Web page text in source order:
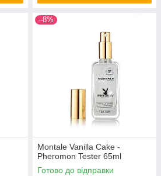
–8%
Montale Vanilla Cake -
Pheromon Tester 65ml
Готово до відправки